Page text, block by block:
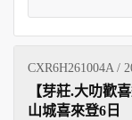
CXR6H261004A /
【芽莊.大叻歡
山城喜來登6日